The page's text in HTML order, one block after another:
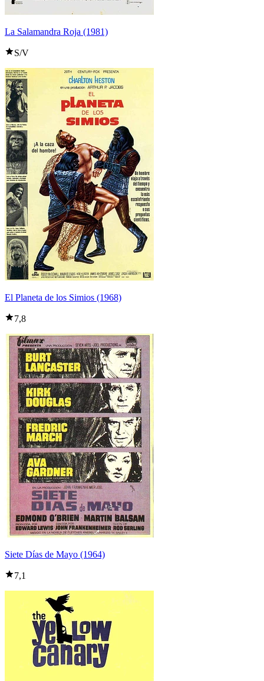
La Salamandra Roja (1981)
S/V
El Planeta de los Simios (1968)
7,8
Siete Días de Mayo (1964)
7,1